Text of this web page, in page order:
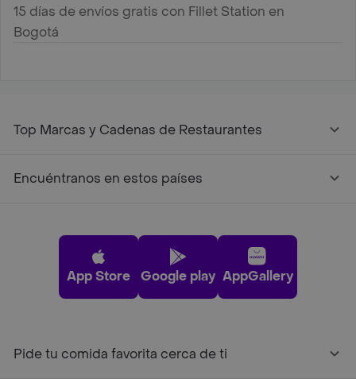
15 días de envíos gratis con Fillet Station en
Bogotá
Top Marcas y Cadenas de Restaurantes
Encuéntranos en estos países
App Store Google play AppGallery
Pide tu comida favorita cerca de ti